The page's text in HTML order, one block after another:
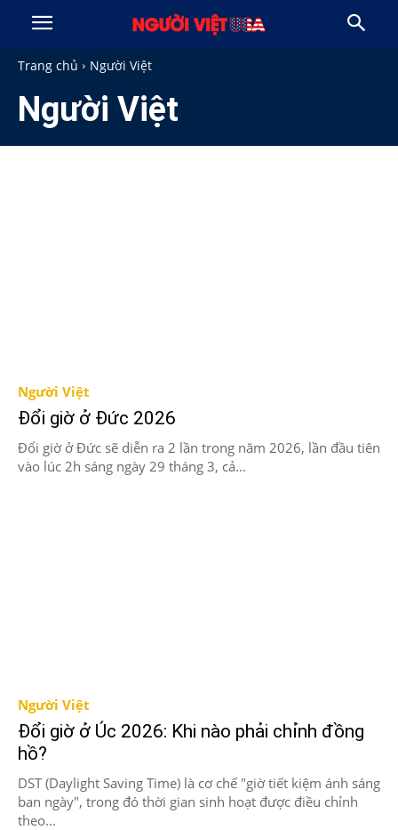
Trang chủ Người Việt
Người Việt
Người Việt
Đổi giờ ở Đức 2026
Đổi giờ ở Đức sẽ diễn ra 2 lần trong năm 2026, lần đầu tiên
vào lúc 2h sáng ngày 29 tháng 3, cả...
Người Việt
Đổi giờ ở Úc 2026: Khi nào phải chỉnh đồng
hồ?
DST (Daylight Saving Time) là cơ chế "giờ tiết kiệm ánh sáng
ban ngày", trong đó thời gian sinh hoạt được điều chỉnh
theo...